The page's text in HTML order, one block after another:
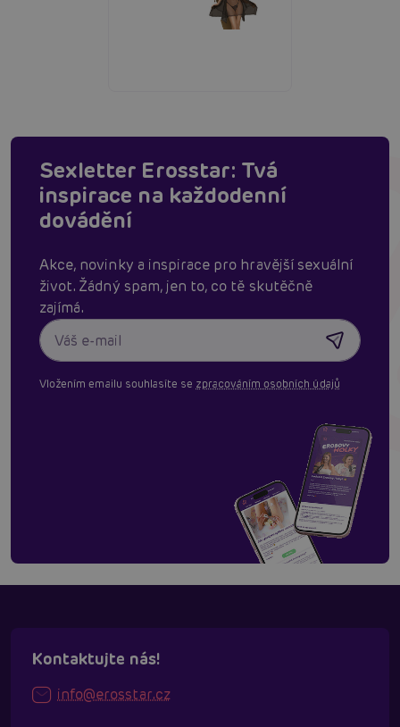
Sexletter Erosstar: Tvá
inspirace na každodenní
dovádění
Akce, novinky a inspirace pro hravější sexuální
život. Žádný spam, jen to, co tě skutěčně
zajímá.
Vložením emailu souhlasíte se zpracováním osobních údajů
Kontaktujte nás!
info@erosstar.cz